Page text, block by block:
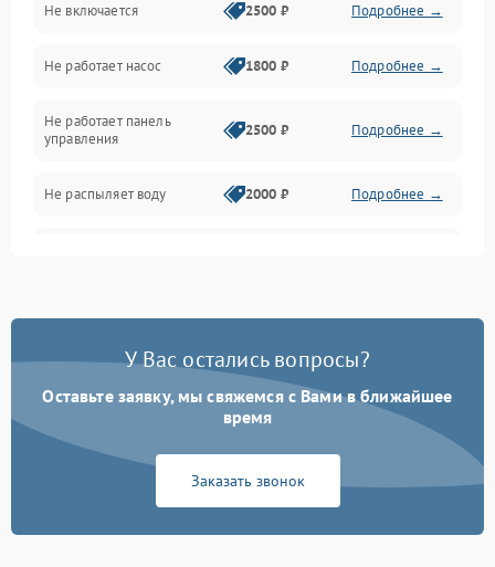
Нагрев
Вода
Гигиена
Программное обеспечение
Не включается 2500 ₽ Подробнее →
Не работает насос 1800 ₽ Подробнее →
Не работает панель
управления
2500 ₽ Подробнее →
Не распыляет воду 2000 ₽ Подробнее →
Проблемы с набором
Не работает сушилка 2100 ₽ Подробнее →
Сбои в работе таймера 1700 ₽
У Вас остались вопросы?
Оставьте заявку, мы свяжемся с Вами в ближайшее
время
Заказать звонок